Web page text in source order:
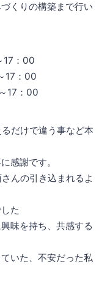
くりの構築まで行い
：00
17：00
17：00
だけで違う事など本
感謝です。
んの引き込まれるよ
た
味を持ち、共感する
いた、不安だった私